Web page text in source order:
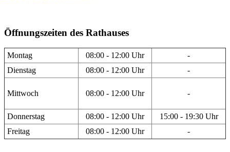
Öffnungszeiten des Rathauses
Montag 08:00 - 12:00 Uhr
-
Dienstag
08:00 - 12:00 Uhr -
Mittwoch 08:00 - 12:00 Uhr -
Donnerstag 08:00 - 12:00 Uhr
15:00 - 19:30 Uhr
Freitag
08:00 - 12:00 Uhr -